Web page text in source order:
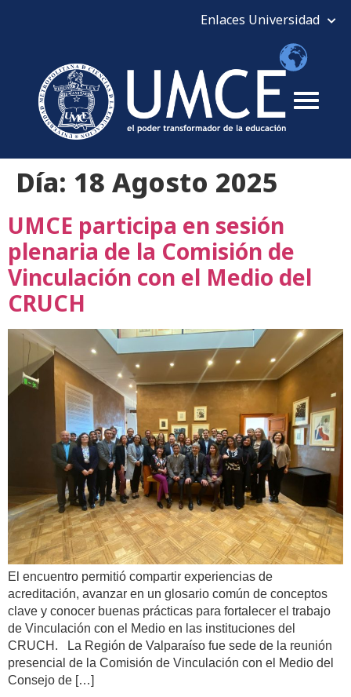
Día: 18 Agosto 2025
UMCE participa en sesión
plenaria de la Comisión de
Vinculación con el Medio del
CRUCH
El encuentro permitió compartir experiencias de
acreditación, avanzar en un glosario común de conceptos
clave y conocer buenas prácticas para fortalecer el trabajo
de Vinculación con el Medio en las instituciones del
CRUCH. La Región de Valparaíso fue sede de la reunión
presencial de la Comisión de Vinculación con el Medio del
Consejo de […]